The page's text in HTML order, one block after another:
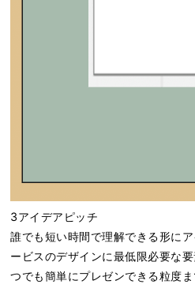
3アイデアピッチ
誰でも短い時間で理解できる形に
ービスのデザインに最低限必要な
つでも簡単にプレゼンできる粒度